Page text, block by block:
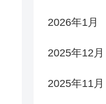
2026年1月
2025年12月
2025年11月